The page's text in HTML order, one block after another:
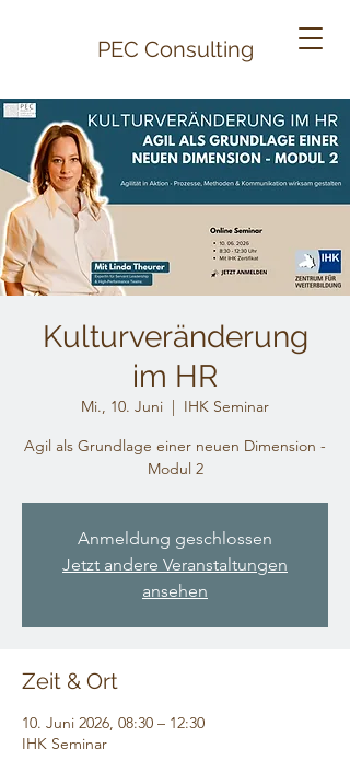
PEC Consulting
Kulturveränderung
im HR
Mi., 10. Juni
  |
IHK Seminar
Agil als Grundlage einer neuen Dimension -
Modul 2
Anmeldung geschlossen
Jetzt andere Veranstaltungen
ansehen
Zeit & Ort
10. Juni 2026, 08:30 – 12:30
IHK Seminar